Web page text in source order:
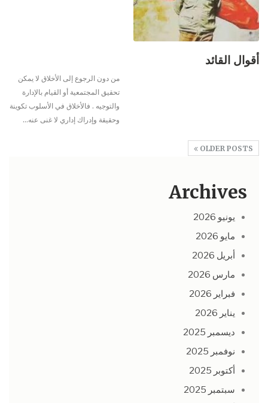
أقوال القائد
من دون الرجوع إلى الأخلاق لا يمكن
تحقيق المجتمعية أو القيام بالإدارة
والتوجيه . فالأخلاق في الأسلوب تكوينة
وحقيقة وإدراك إداري لا غنى عنه…
OLDER POSTS
Archives
يونيو 2026
مايو 2026
أبريل 2026
مارس 2026
فبراير 2026
يناير 2026
ديسمبر 2025
نوفمبر 2025
أكتوبر 2025
سبتمبر 2025